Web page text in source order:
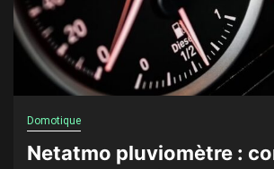
Domotique
Netatmo pluviomètre :